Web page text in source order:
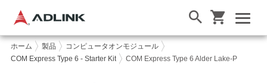
ホーム 製品
コンピュータオンモジュール
COM Express Type 6 - Starter Kit
COM Express Type 6 Alder Lake-P